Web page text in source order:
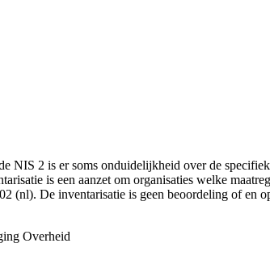
NIS 2 is er soms onduidelijkheid over de
is een aanzet om organisaties welke
(nl). De inventarisatie is geen beoordeling of en
Overheid